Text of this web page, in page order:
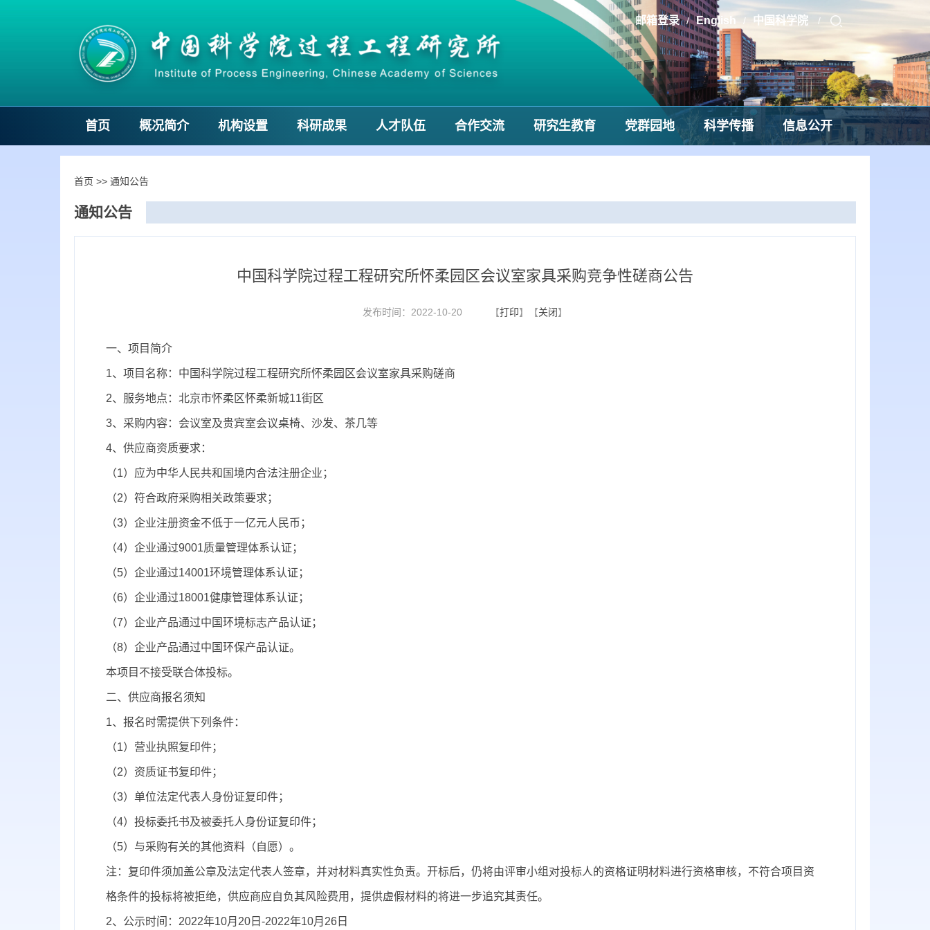
邮箱登录 / English / 中国科学院 /
首页 概况简介 机构设置 科研成果 人才队伍 合作交流 研究生教育 党群园地 科学传播 信息公开
首页 >> 通知公告
通知公告
中国科学院过程工程研究所怀柔园区会议室家具采购竞争性磋商公告
发布时间：2022-10-20 【打印】【关闭】
一、项目简介
1、项目名称： 中国科学院过程工程研究所怀柔园区会议室家具采购磋商
2、服务地点：北京市怀柔区怀柔新城11街区
3、采购内容：会议室及贵宾室会议桌椅、沙发、茶几等
4、供应商资质要求：
（1）应为中华人民共和国境内合法注册企业；
（2）符合政府采购相关政策要求；
（3）企业注册资金不低于一亿元人民币；
（4）企业通过9001质量管理体系认证；
（5）企业通过14001环境管理体系认证；
（6）企业通过18001健康管理体系认证；
（7）企业产品通过中国环境标志产品认证；
（8）企业产品通过中国环保产品认证。
本项目不接受联合体投标。
二、供应商报名须知
1、报名时需提供下列条件：
（1）营业执照复印件；
（2）资质证书复印件；
（3）单位法定代表人身份证复印件；
（4）投标委托书及被委托人身份证复印件；
（5）与采购有关的其他资料（自愿）。
注：复印件须加盖公章及法定代表人签章，并对材料真实性负责。 开标后，仍将由评审小组对投标人的资格证明材料进行资格审核，不符合项目资
格条件的投标将被拒绝，供应商应自负其风险费用 ， 提供虚假材料的将进一步追究其责任。
2、公示时间： 2022年10月20 日-2022年10月26 日